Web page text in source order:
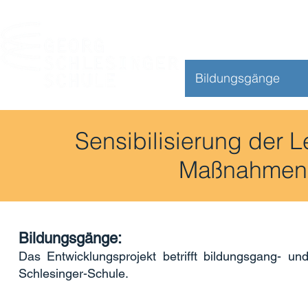
Bildungsgänge
Sensibilisierung der
Bildungsgänge:
Das Entwicklungsprojekt betrifft bildungsgang-
Schlesinger-Schule.